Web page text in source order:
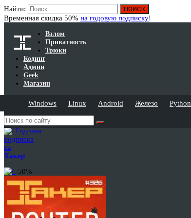
Найти:
Временная скидка 50% на годовую подписку!
Взлом
Приватность
Трюки
Кодинг
Админ
Geek
Магазин
Windows Linux Android Железо Python
Годовая
подписка
на
Хакер
-50%